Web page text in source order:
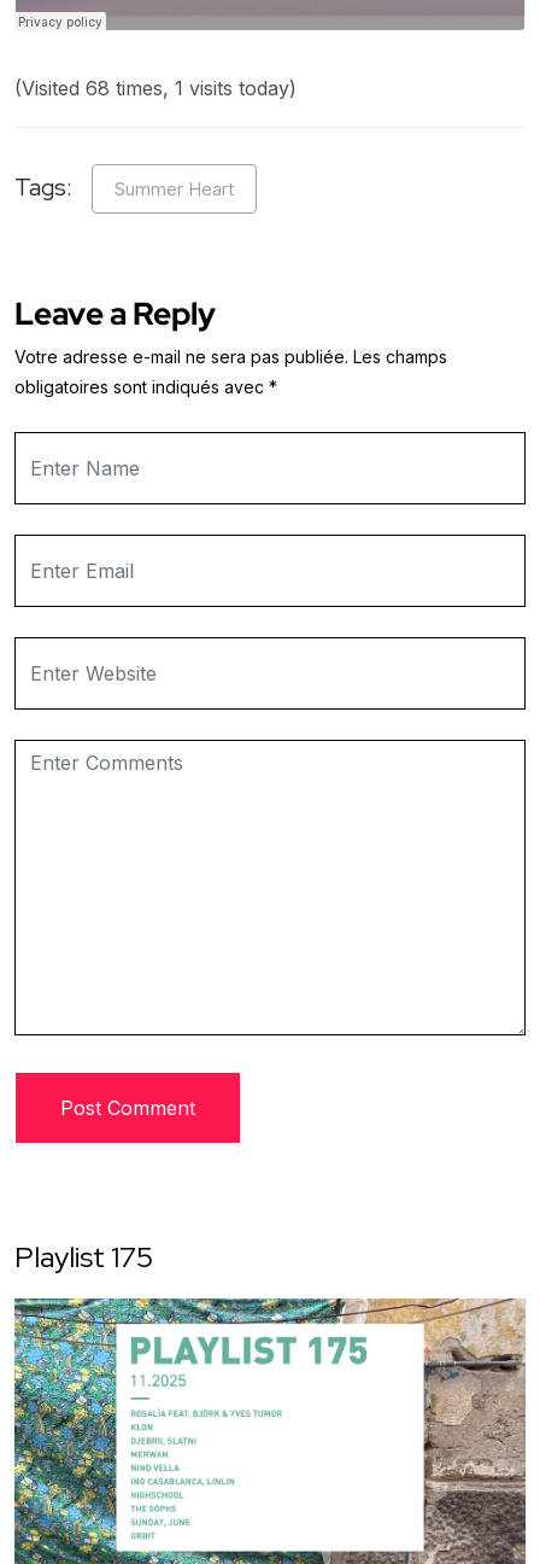
(Visited 68 times, 1 visits today)
Tags: Summer Heart
Leave a Reply
Votre adresse e-mail ne sera pas publiée. Les champs
obligatoires sont indiqués avec *
Playlist 175